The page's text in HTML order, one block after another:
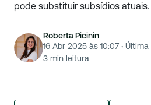
pode substituir subsídios
Roberta Picinin
16 Abr 2025 às 10:07 · Última
3 min leitura